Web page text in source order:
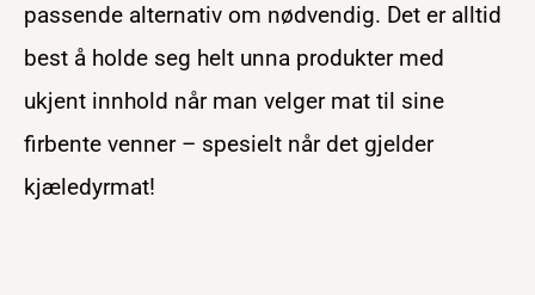
passende alternativ om nødvendig. Det er alltid
best å holde seg helt unna produkter med
ukjent innhold når man velger mat til sine
firbente venner – spesielt når det gjelder
kjæledyrmat!